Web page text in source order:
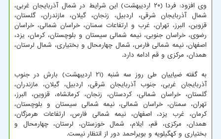
وی افزود: فردا (۲۰ اردیبهشت) این شرایط در شمال آذربایجان غربی،
شمال آذربایجان شرقی، اردبیل، زنجان، گیلان، مازندران، گلستان،
قزوین، البرز، تهران، غرب و ارتفاعات سمنان، خراسان شمالی، خراسان
رضوی، خراسان جنوبی، نیمه شمالی سیستان و بلوچستان، کرمان، یزد،
اصفهان، نیمه شمالی فارس، شمال چهارمحال و بختیاری، شمال لرستان،
همدان، مرکزی و قم ادامه دارد.
به گفته ضیاییان طی روز سه شنبه (۲۱ اردیبهشت) بارش در جنوب
آذربایجان غربی، جنوب آذربایجان شرقی، اردبیل، گیلان، مازندران،
گلستان، خراسان شمالی، کردستان، زنجان، کرمانشاه، قزوین، البرز،
تهران، سمنان، خراسان شمالی، نیمه شمالی سیستان و بلوچستان،
کرمان، غرب یزد، اصفهان، نیمه شمالی فارس، ارتفاعات هرمزگان،
همدان، مرکزی، قم، ایلام، شمال خوزستان، لرستان، چهارمحال و
بختیاری و کهگیلویه و بویراحمد دور از انتظار نیست.